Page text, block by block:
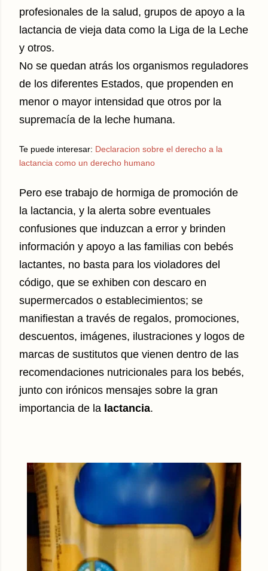
profesionales de la salud, grupos de apoyo a la
lactancia de vieja data como la Liga de la Leche
y otros.
No se quedan atrás los organismos reguladores
de los diferentes Estados, que propenden en
menor o mayor intensidad que otros por la
supremacía de la leche humana.
Te puede interesar: Declaracion sobre el derecho a la
lactancia como un derecho humano
Pero ese trabajo de hormiga de promoción de
la lactancia, y la alerta sobre eventuales
confusiones que induzcan a error y brinden
información y apoyo a las familias con bebés
lactantes, no basta para los violadores del
código, que se exhiben con descaro en
supermercados o establecimientos; se
manifiestan a través de regalos, promociones,
descuentos, imágenes, ilustraciones y logos de
marcas de sustitutos que vienen dentro de las
recomendaciones nutricionales para los bebés,
junto con irónicos mensajes sobre la gran
importancia de la lactancia.